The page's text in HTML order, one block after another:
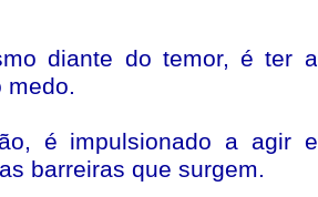
diante do temor, é ter a
medo.
é impulsionado a agir e
barreiras que surgem.